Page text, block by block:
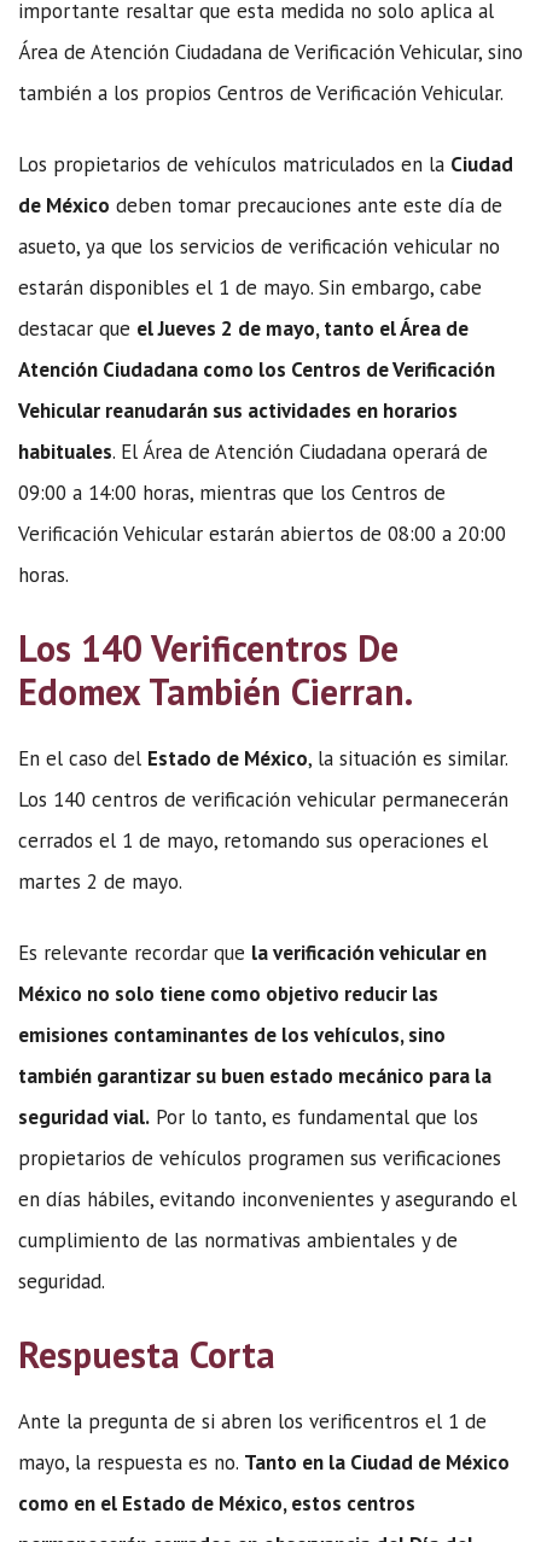
importante resaltar que esta medida no solo aplica al
Área de Atención Ciudadana de Verificación Vehicular, sino
también a los propios Centros de Verificación Vehicular.
Los propietarios de vehículos matriculados en la Ciudad
de México deben tomar precauciones ante este día de
asueto, ya que los servicios de verificación vehicular no
estarán disponibles el 1 de mayo. Sin embargo, cabe
destacar que el Jueves 2 de mayo, tanto el Área de
Atención Ciudadana como los Centros de Verificación
Vehicular reanudarán sus actividades en horarios
habituales. El Área de Atención Ciudadana operará de
09:00 a 14:00 horas, mientras que los Centros de
Verificación Vehicular estarán abiertos de 08:00 a 20:00
horas.
Los 140 Verificentros De
Edomex También Cierran.
En el caso del Estado de México, la situación es similar.
Los 140 centros de verificación vehicular permanecerán
cerrados el 1 de mayo, retomando sus operaciones el
martes 2 de mayo.
Es relevante recordar que la verificación vehicular en
México no solo tiene como objetivo reducir las
emisiones contaminantes de los vehículos, sino
también garantizar su buen estado mecánico para la
seguridad vial. Por lo tanto, es fundamental que los
propietarios de vehículos programen sus verificaciones
en días hábiles, evitando inconvenientes y asegurando el
cumplimiento de las normativas ambientales y de
seguridad.
Respuesta Corta
Ante la pregunta de si abren los verificentros el 1 de
mayo, la respuesta es no. Tanto en la Ciudad de México
como en el Estado de México, estos centros